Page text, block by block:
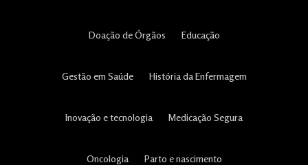
Doação de Órgãos Educação
Gestão em Saúde História da Enfermagem
Inovação e tecnologia Medicação Segura
Oncologia Parto e nascimento